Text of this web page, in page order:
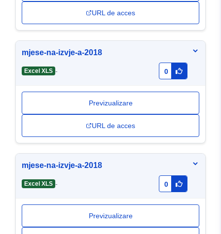
URL de acces
mjese-na-izvje-a-2018
Excel XLS - 0
Previzualizare
URL de acces
mjese-na-izvje-a-2018
Excel XLS - 0
Previzualizare